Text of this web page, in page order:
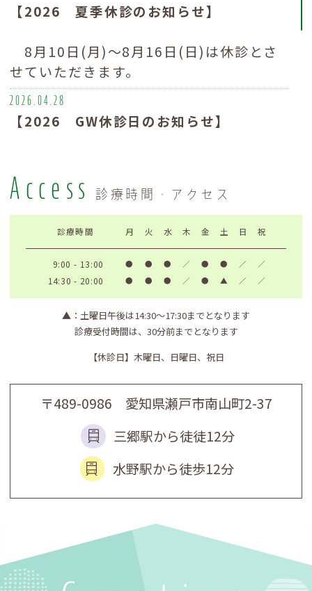
【2026 夏季休診のお知らせ】
8月10日(月)～8月16日(日)は休診とさ
せていただきます。
2026.04.28
【2026 GW休診日のお知らせ】
ていただきます。
【年末年始 休診日のお知らせ】
12月28日(日)～1月4日(日)は休診とさ
【11月 休診日のお知らせ】
11月18日(火) 休診とさせていただき
ます。
【8月 お盆休みのお知らせ】
Access 診療時間・アクセス
診療時間 月 火 水 木 金 土 日 祝
9:00 - 13:00 ● ● ● ／ ● ● ／ ／
14:30 - 20:00 ● ● ● ／ ● ▲ ／ ／
▲ ：土曜日午後は14:30〜17:30までとなります
診療受付時間は、30分前までとなります
【休診日】 木曜日、日曜日、祝日
〒489-0986 愛知県瀬戸市南山町2-37
三郷駅から徒徒12分
水野駅から徒歩12分